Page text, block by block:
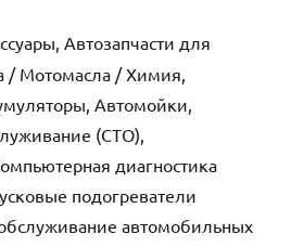
Автозапчасти для
/ Мотомасла / Химия,
Автомойки,
(СТО),
диагностика
подогреватели
автомобильных